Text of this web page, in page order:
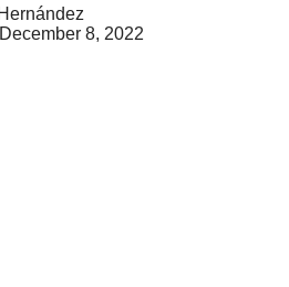
December 8, 2022